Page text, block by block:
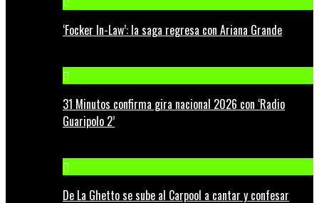
‘Focker In-Law’: la saga regresa con Ariana Grande
31 Minutos confirma gira nacional 2026 con ‘Radio
Guaripolo 2’
De La Ghetto se sube al Carpool a cantar y confesar